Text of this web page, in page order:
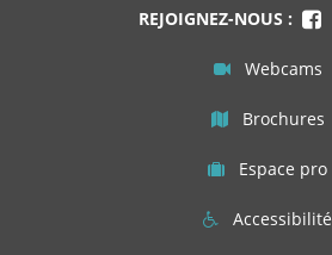
REJOIGNEZ-NOUS :
Webcams
Brochures
Espace pro
Accessibilité